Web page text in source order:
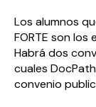
Los alumnos
FORTE son
Habrá dos
cuales
convenio